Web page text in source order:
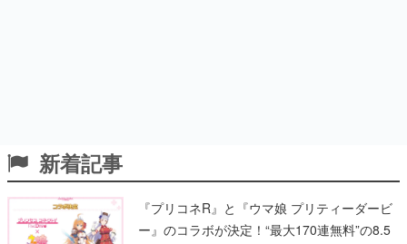
新着記事
『プリコネR』と『ウマ娘 プリティーダービ
ー』のコラボが決定！“最大170連無料”の8.5